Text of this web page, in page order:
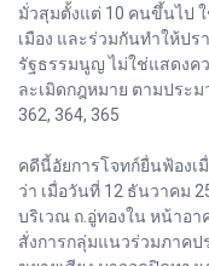
มั่วสุมตั้งแต่ 10 คนขึ้นไป
เมือง และร่วมกันทำให้ป
รัฐธรรมนูญ ไม่ใช่แสดงค
ละเมิดกฎหมาย ตามประม
362, 364, 365
คดีนี้อัยการโจทก์ยื่นฟ้องเ
ว่า เมื่อวันที่ 12 ธันวาคม
บริเวณ ถ.อู่ทองใน หน้าอ
สั่งการกลุ่มแนวร่วมภาคป